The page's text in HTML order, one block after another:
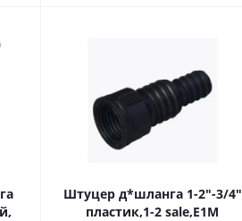
Штуцер д*шланга 1-2"-3/4"
пластик,1-2 sale,Е1М